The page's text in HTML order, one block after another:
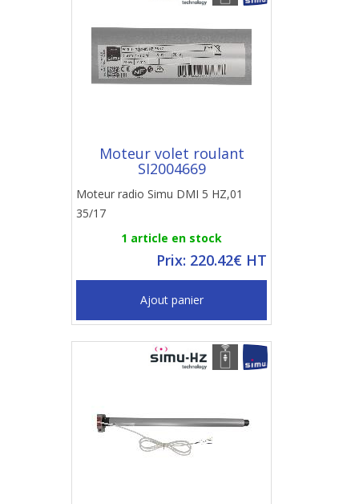
Moteur volet roulant
SI2004669
Moteur radio Simu DMI 5 HZ,01
35/17
1 article en stock
Prix: 220.42€ HT
Ajout panier